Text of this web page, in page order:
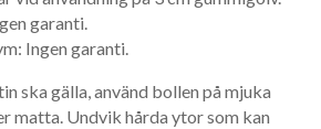
garanti.
Ingen garanti.
ska gälla, använd bollen på mjuka
matta. Undvik hårda ytor som kan